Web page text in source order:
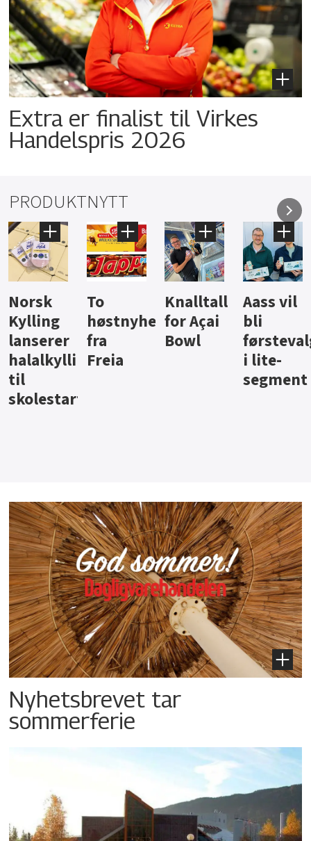
Extra er finalist til Virkes
Handelspris 2026
PRODUKTNYTT
Knalltall
for Açai
Bowl
Aass vil
bli
førstevalg
i lite-
Brus og
jus fra
Berentsen
Hard
iste fra
Hansa
Nyhetsbrevet tar
sommerferie